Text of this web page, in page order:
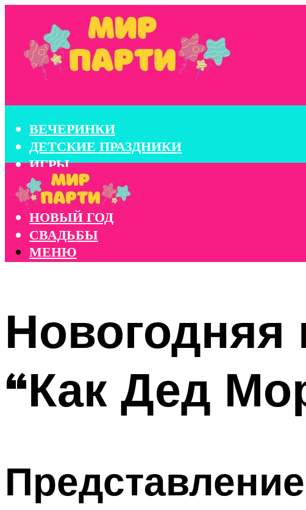
ВЕЧЕРИНКИ
ДЕТСКИЕ ПРАЗДНИКИ
ИГРЫ
КОНКУРСЫ
КОРПОРАТИВЫ
НОВЫЙ ГОД
СВАДЬБЫ
МЕНЮ
Новогодняя
“Как Дед